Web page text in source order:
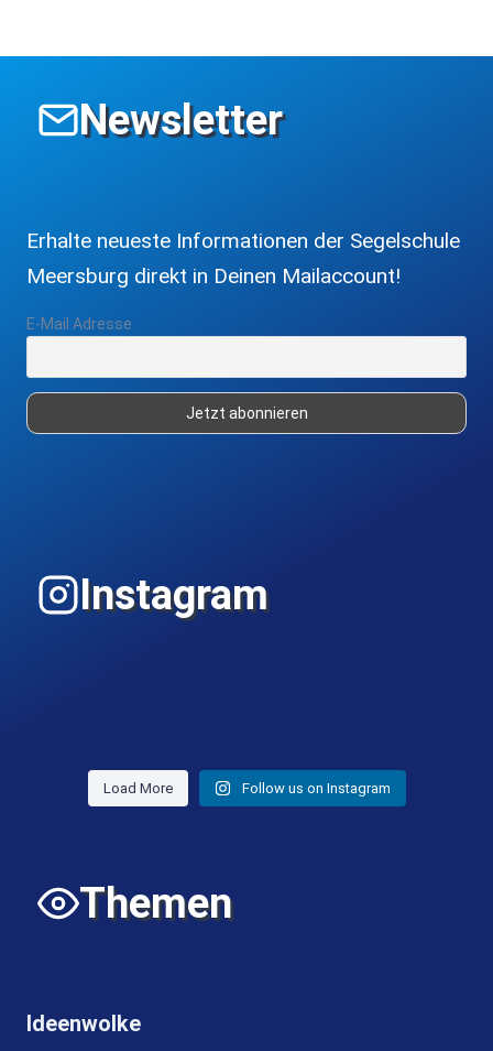
Newsletter
Erhalte neueste Informationen der Segelschule
Meersburg direkt in Deinen Mailaccount!
E-Mail Adresse
Instagram
Load More Follow us on Instagram
Themen
Ideenwolke